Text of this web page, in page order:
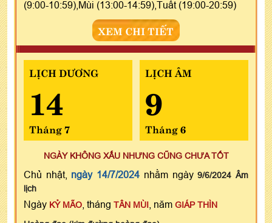
(9:00-10:59),Mùi (13:00-14:59),Tuất (19:00-20:59)
XEM CHI TIẾT
LỊCH DƯƠNG
14
Tháng 7
LỊCH ÂM
9
Tháng 6
NGÀY KHÔNG XẤU NHƯNG CŨNG CHƯA TỐT
Chủ nhật, ngày 14/7/2024 nhằm ngày9/6/2024 Âm
lịch
Ngày KỶ MÃO , tháng TÂN MÙI , năm GIÁP THÌN